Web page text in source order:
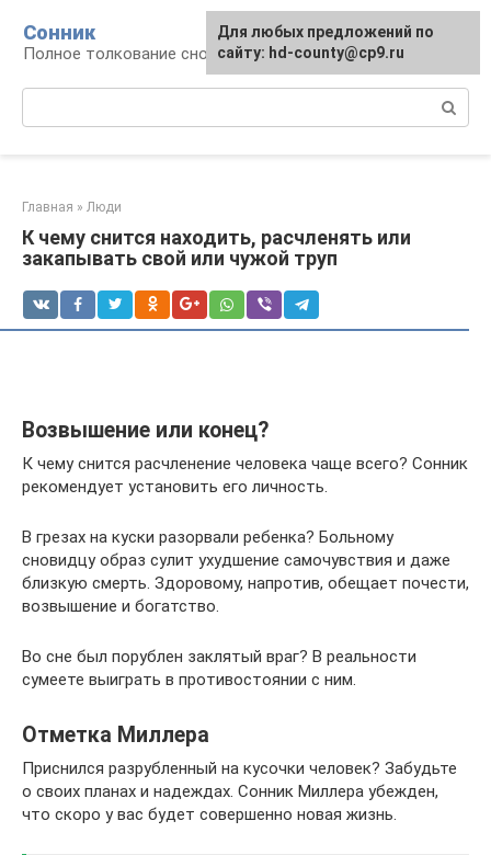
контенту
Сонник
Полное толкование снов
Главная » Люди
К чему снится находить, расчленять или
закапывать свой или чужой труп
Возвышение или конец?
К чему снится расчленение человека чаще всего? Сонник
рекомендует установить его личность.
В грезах на куски разорвали ребенка? Больному
сновидцу образ сулит ухудшение самочувствия и даже
близкую смерть. Здоровому, напротив, обещает почести,
возвышение и богатство.
Во сне был порублен заклятый враг? В реальности
сумеете выиграть в противостоянии с ним.
Отметка Миллера
Приснился разрубленный на кусочки человек? Забудьте
о своих планах и надеждах. Сонник Миллера убежден,
что скоро у вас будет совершенно новая жизнь.
Для любых предложений по
сайту: hd-county@cp9.ru